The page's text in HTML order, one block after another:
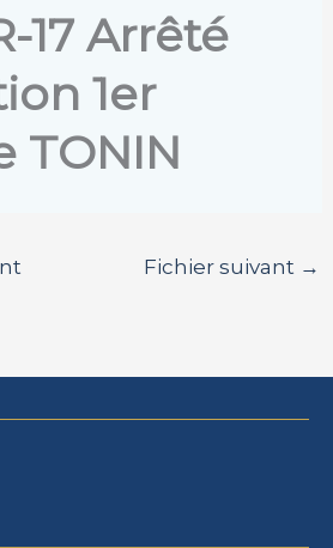
17 Arrêté
1er
TONIN
Fichier suivant →